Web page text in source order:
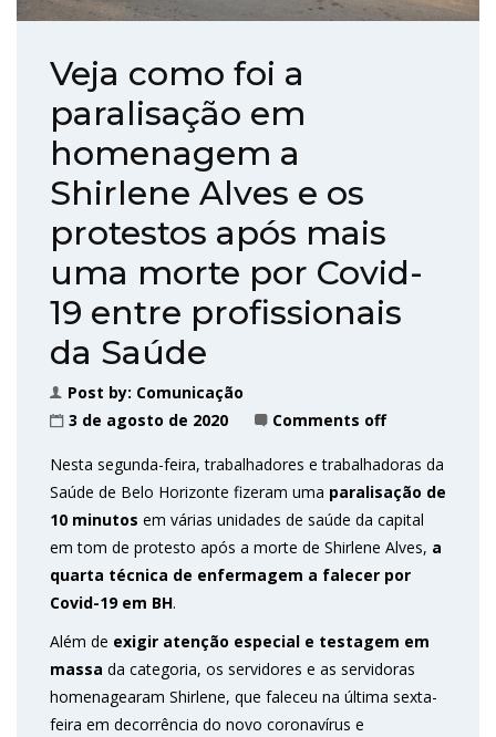
Veja como foi a
paralisação em
homenagem a
Shirlene Alves e os
protestos após mais
uma morte por Covid-
19 entre profissionais
da Saúde
Post by: Comunicação
3 de agosto de 2020
Comments off
Nesta segunda-feira, trabalhadores e trabalhadoras da
Saúde de Belo Horizonte fizeram uma paralisação de
10 minutos em várias unidades de saúde da capital
em tom de protesto após a morte de Shirlene Alves, a
quarta técnica de enfermagem a falecer por
Covid-19 em BH.
Além de exigir atenção especial e testagem em
massa da categoria, os servidores e as servidoras
homenagearam Shirlene, que faleceu na última sexta-
feira em decorrência do novo coronavírus e